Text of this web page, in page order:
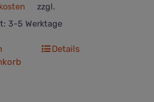
zzgl.
3-5 Werktage
Details